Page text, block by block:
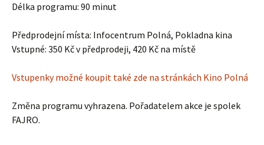
Délka programu: 90 minut
Předprodejní místa: Infocentrum Polná, Pokladna kina
Vstupné: 350 Kč v předprodeji, 420 Kč na místě
Vstupenky možné koupit také zde na stránkách Kino Polná
Změna programu vyhrazena. Pořadatelem akce je spolek
FAJRO.